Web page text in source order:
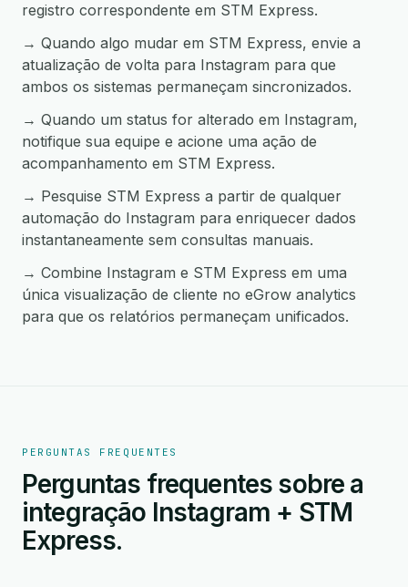
registro correspondente em STM Express.
→ Quando algo mudar em STM Express, envie a
atualização de volta para Instagram para que
ambos os sistemas permaneçam sincronizados.
→ Quando um status for alterado em Instagram,
notifique sua equipe e acione uma ação de
acompanhamento em STM Express.
→ Pesquise STM Express a partir de qualquer
automação do Instagram para enriquecer dados
instantaneamente sem consultas manuais.
→ Combine Instagram e STM Express em uma
única visualização de cliente no eGrow analytics
para que os relatórios permaneçam unificados.
PERGUNTAS FREQUENTES
Perguntas frequentes sobre a
integração Instagram + STM
Express.